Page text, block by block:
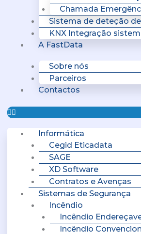
Chamada
Sistema de deteção
KNX Integração
A FastData
Sobre nós
Parceiros
Contactos
Informática
Cegid Eticadata
SAGE
XD Software
Contratos e Avenças
Sistemas de Segurança
Incêndio
Incêndio
Incêndio